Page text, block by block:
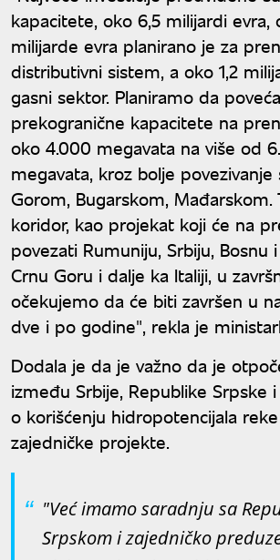
kapacitete, oko 6,5 milijardi evra,
milijarde evra planirano je za
distributivni sistem, a oko 1,2
gasni sektor. Planiramo da
prekogranične kapacitete na
oko 4.000 megavata na više od
megavata, kroz bolje povezivanje
Gorom, Bugarskom, Mađarskom.
koridor, kao projekat koji će na
povezati Rumuniju, Srbiju, Bosnu
Crnu Goru i dalje ka Italiji, u
očekujemo da će biti završen u
dve i po godine", rekla je
Dodala je da je važno da je
između Srbije, Republike Srpske
o korišćenju hidropotencijala
zajedničke projekte.
"Već imamo saradnju sa
Srpskom i zajedničko